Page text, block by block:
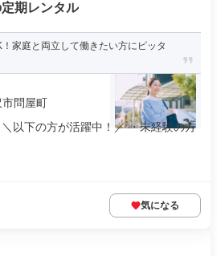
期レンタル
！家庭と両立して働きたい方にピッタ
問屋町
以下の方が活躍中！／ ・未経験の方
気になる